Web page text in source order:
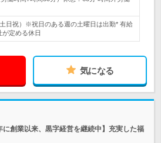
日祝）※祝日のある週の土曜日は出勤* 有給
定める休日
気になる
創業以来、黒字経営を継続中】充実した福